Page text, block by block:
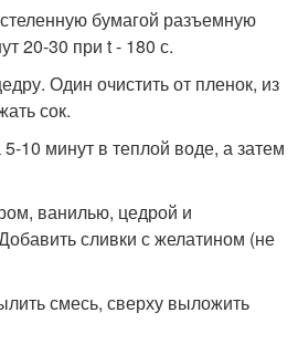
бумагой разъемную
20-30 при t - 180 с.
Один очистить от пленок, из
сок.
10 минут в теплой воде, а затем
ванилью, цедрой и
сливки с желатином (не
смесь, сверху выложить